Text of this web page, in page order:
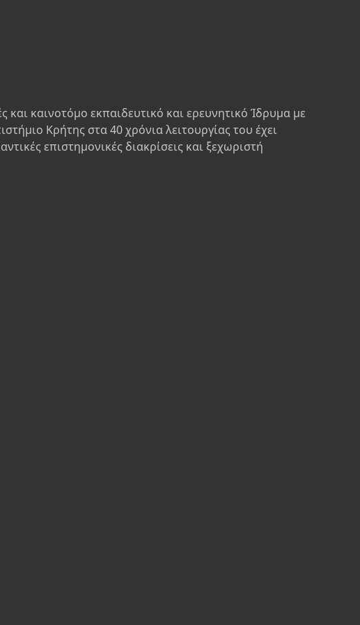
καινοτόμο εκπαιδευτικό και ερευνητικό Ίδρυμα με
Κρήτης στα 40 χρόνια λειτουργίας του έχει
επιστημονικές διακρίσεις και ξεχωριστή